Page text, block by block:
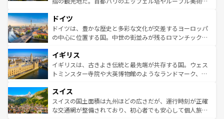
せる。地方によって風土や気候が異なるスペインはその個
性で訪れる人を魅了する。 なお、新着のスペイン情報は コ
ンテンツ一覧を参照してほしい。
で、幅広い魅力が詰まっている。華麗な宮殿、歴史的な大
聖堂、美しいビーチ、そして豊かな自然が、訪れる者を心
から魅了する。また、フランスは美食の国としても知ら
いる。シャンパンの発祥地であるランス、プロヴァンスの
香り高いラベンダー畑など、多彩な楽しみ方が可能だ。さ
らに、パリ以外の地域にも魅力が溢れており、どの街角に
れる地方に足を運ぶとそれぞれで全く異なる文化を体験で
きるだろう。 なお、新着のフランス情報はコンテンツ一覧
を参照してほしい。
ドイツ
ドイツは、豊かな歴史と多彩な文化が交差するヨーロッパ
の中心に位置する国。中世の街並みが残るロマンチック街
顔を持つこの国は、どこを歩いても飽きることがない。ベ
ルリンの文化的活気、バイエルン州のアルプスの絶景、そ
してライン川沿いのワイン畑といった風景は必見。ビール
は、お酒好きな人にはぜひ体験してほしい。 なお、新着の
ドイツ情報はコンテンツ一覧を参照してほしい。
イギリス
イギリスは、古きよき伝統と最先端が共存する国。ウェス
トミンスター寺院や大英博物館のようなランドマーク、歴
リアごとに異なる魅力がある。また、優雅なアフタヌーン
ティー、ビール好きにはたまらない英国パブ、サッカー観
戦など、本場だからこそできる体験も豊富。イギリスを旅
スイス
スイスの国土面積は九州ほどの広さだが、運行時刻が正確
な交通網が整備されており、初心者でも安心して個人旅行